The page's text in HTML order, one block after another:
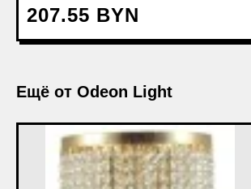
207.55 BYN
Ещё от Odeon Light